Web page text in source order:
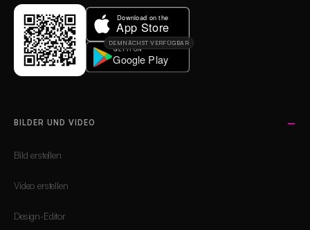
DEMNÄCHST VERFÜGBAR
BILDER UND VIDEO
Bild erstellen
Video erstellen
Design-Editor